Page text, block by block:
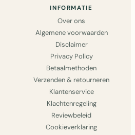
INFORMATIE
Over ons
Algemene voorwaarden
Disclaimer
Privacy Policy
Betaalmethoden
Verzenden & retourneren
Klantenservice
Klachtenregeling
Reviewbeleid
Cookieverklaring